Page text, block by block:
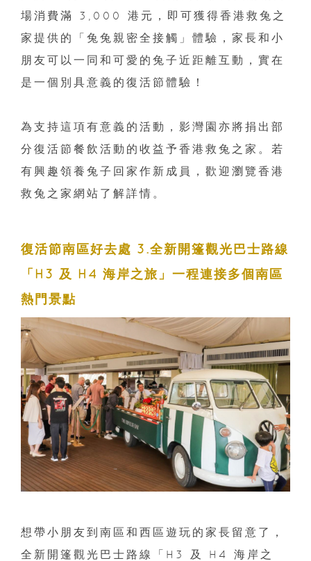
場消費滿 3,000 港元，即可獲得香港救兔之
家提供的「兔兔親密全接觸」體驗，家長和小
朋友可以一同和可愛的兔子近距離互動，實在
是一個別具意義的復活節體驗！
為支持這項有意義的活動，影灣園亦將捐出部
分復活節餐飲活動的收益予香港救兔之家。若
有興趣領養兔子回家作新成員，歡迎瀏覽香港
救兔之家網站了解詳情。
復活節南區好去處 3.全新開篷觀光巴士路線
「H3 及 H4 海岸之旅」一程連接多個南區
熱門景點
想帶小朋友到南區和西區遊玩的家長留意了，
全新開篷觀光巴士路線「H3 及 H4 海岸之